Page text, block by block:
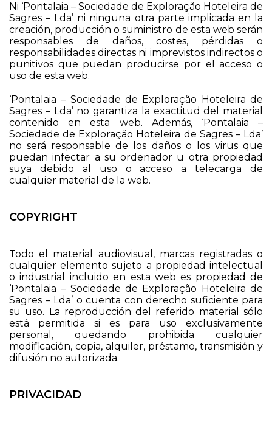
Ni ‘Pontalaia – Sociedade de Exploração Hoteleira de
Sagres – Lda’ ni ninguna otra parte implicada en la
creación, producción o suministro de esta web serán
responsables de daños, costes, pérdidas o
responsabilidades directas ni imprevistos indirectos o
punitivos que puedan producirse por el acceso o
uso de esta web.
‘Pontalaia – Sociedade de Exploração Hoteleira de
Sagres – Lda’ no garantiza la exactitud del material
contenido en esta web. Además, ‘Pontalaia –
Sociedade de Exploração Hoteleira de Sagres – Lda’
no será responsable de los daños o los virus que
puedan infectar a su ordenador u otra propiedad
suya debido al uso o acceso a telecarga de
cualquier material de la web.
COPYRIGHT
Todo el material audiovisual, marcas registradas o
cualquier elemento sujeto a propiedad intelectual
o industrial incluido en esta web es propiedad de
‘Pontalaia – Sociedade de Exploração Hoteleira de
Sagres – Lda’ o cuenta con derecho suficiente para
su uso. La reproducción del referido material sólo
está permitida si es para uso exclusivamente
personal, quedando prohibida cualquier
modificación, copia, alquiler, préstamo, transmisión y
difusión no autorizada.
PRIVACIDAD